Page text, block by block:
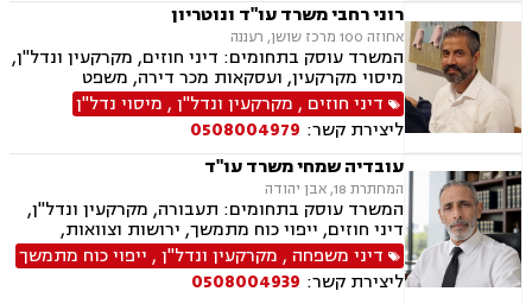
רוני רחבי משרד עו"ד ונוטריון
אחוזה 100 מרכז שושן, רעננה
המשרד עוסק בתחומים: דיני חוזים, מקרקעין ונדל"ן,
מיסוי מקרקעין, ועסקאות מכר דירה, משפט
אזרחי-מסחרי, ייפוי כוח מתמשך, ירושות וצוואות,
דיני עבודה, דיני משפחה, הסכמי ממון, נזקי גוף
ותאונות, נוטריון.
דיני חוזים , מקרקעין ונדל"ן, מיסוי נדל"ן
ליצירת קשר: 0508004979
עובדיה שמחי משרד עו"ד
המחתרת 18, אבן יהודה
המשרד עוסק בתחומים: תעבורה, מקרקעין ונדל"ן,
דיני חוזים, ייפוי כוח מתמשך, ירושות וצוואות,
הסכמי ממון, אלימות במשפחה, מחיקת רישום פלילי
דיני משפחה , מקרקעין ונדל"ן, ייפוי כוח מתמשך
ליצירת קשר: 0508004939